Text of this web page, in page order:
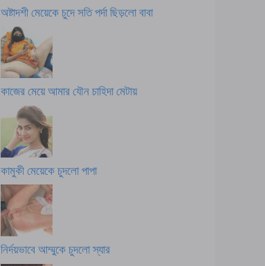
অষ্টাদশী মেয়েকে চুদে সতি পর্দা ছিড়লো বাবা
কাজের মেয়ে আমার যৌন চাহিদা মেটায়
কামুকী মেয়েকে চুদলো পাপা
নির্দয়ভাবে আম্মুকে চুদলো স্যার